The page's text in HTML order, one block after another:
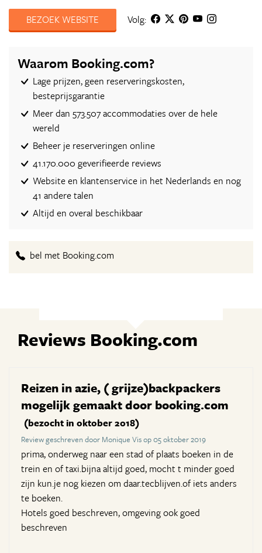
BEZOEK WEBSITE
Volg:
Waarom Booking.com?
Lage prijzen, geen reserveringskosten,
besteprijsgarantie
Meer dan 573.507 accommodaties over de hele
wereld
Beheer je reserveringen online
41.170.000 geverifieerde reviews
Website en klantenservice in het Nederlands en nog
41 andere talen
Altijd en overal beschikbaar
bel met Booking.com
Reviews Booking.com
Reizen in azie, ( grijze)backpackers
mogelijk gemaakt door booking.com
(bezocht in oktober 2018)
Review geschreven door Monique Vis op 05 oktober 2019
prima, onderweg naar een stad of plaats boeken in de
trein en of taxi.bijna altijd goed, mocht t minder goed
zijn kun.je nog kiezen om daar.tecblijven.of iets anders
te boeken.
Hotels goed beschreven, omgeving ook goed
beschreven